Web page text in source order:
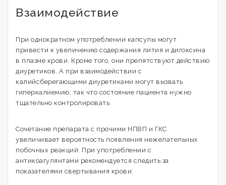
Взаимодействие
При однократном употреблении капсулы могут
привести к увеличению содержания лития и дигоксина
в плазме крови. Кроме того, они препятствуют действию
диуретиков. А при взаимодействии с
калийсберегающими диуретиками могут вызвать
гиперкалиемию, так что состояние пациента нужно
тщательно контролировать.
Сочетание препарата с прочими НПВП и ГКС
увеличивает вероятность появления нежелательных
побочных реакций. При употреблении с
антикоагулянтами рекомендуется следить за
показателями свертывания крови.